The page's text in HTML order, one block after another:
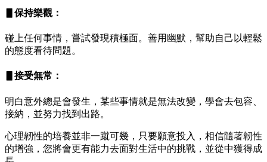
▋保持樂觀：
碰上任何事情，嘗試發現積極面。善用幽默，幫助自己以輕鬆
的態度看待問題。
▋接受無常：
明白意外總是會發生，某些事情就是無法改變，學會去包容、
接納，並努力找到出路。
心理韌性的培養並非一蹴可幾，只要願意投入，相信隨著韌性
的增強，您將會更有能力去面對生活中的挑戰，並從中獲得成